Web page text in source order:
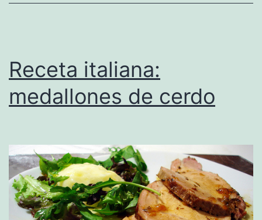
Receta italiana:
medallones de cerdo